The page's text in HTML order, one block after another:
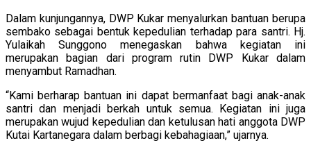
Dalam kunjungannya, DWP Kukar menyalurkan bantuan berupa
sembako sebagai bentuk kepedulian terhadap para santri. Hj.
Yulaikah Sunggono menegaskan bahwa kegiatan ini
merupakan bagian dari program rutin DWP Kukar dalam
menyambut Ramadhan.
“Kami berharap bantuan ini dapat bermanfaat bagi anak-anak
santri dan menjadi berkah untuk semua. Kegiatan ini juga
merupakan wujud kepedulian dan ketulusan hati anggota DWP
Kutai Kartanegara dalam berbagi kebahagiaan,” ujarnya.